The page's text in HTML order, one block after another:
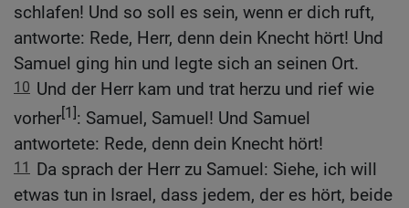
schlafen! Und so soll es sein, wenn er dich ruft,
antworte: Rede, Herr, denn dein Knecht hört! Und
Samuel ging hin und legte sich an seinen Ort.
10 Und der Herr kam und trat herzu und rief wie
vorher[1]: Samuel, Samuel! Und Samuel
antwortete: Rede, denn dein Knecht hört!
11 Da sprach der Herr zu Samuel: Siehe, ich will
etwas tun in Israel, dass jedem, der es hört, beide